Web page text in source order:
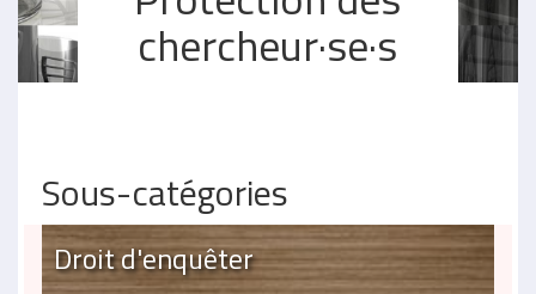
chercheur·se·s
Sous-catégories
Droit d'enquêter